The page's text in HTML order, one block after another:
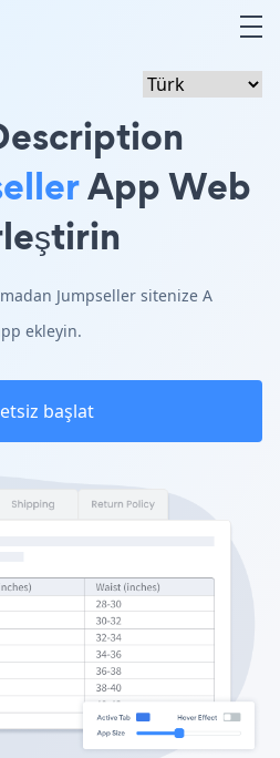
App Web
Jumpseller sitenize A
ekleyin.
başlat